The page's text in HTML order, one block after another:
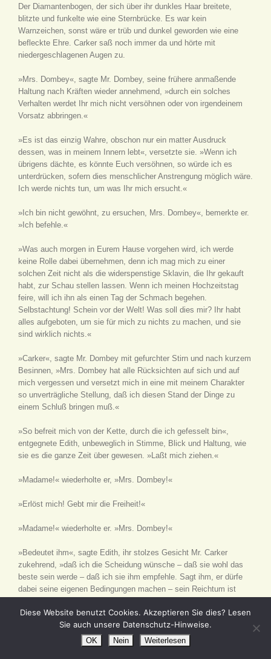
Der Diamantenbogen, der sich über ihr dunkles Haar breitete,
blitzte und funkelte wie eine Sternbrücke. Es war kein
Warnzeichen, sonst wäre er trüb und dunkel geworden wie eine
befleckte Ehre. Carker saß noch immer da und hörte mit
niedergeschlagenen Augen zu.
»Mrs. Dombey«, sagte Mr. Dombey, seine frühere anmaßende
Haltung nach Kräften wieder annehmend, »durch ein solches
Verhalten werdet Ihr mich nicht versöhnen oder von irgendeinem
Vorsatz abbringen.«
»Es ist das einzig Wahre, obschon nur ein matter Ausdruck
dessen, was in meinem Innern lebt«, versetzte sie. »Wenn ich
übrigens dächte, es könnte Euch versöhnen, so würde ich es
unterdrücken, sofern dies menschlicher Anstrengung möglich wäre.
Ich werde nichts tun, um was Ihr mich ersucht.«
»Ich bin nicht gewöhnt, zu ersuchen, Mrs. Dombey«, bemerkte er.
»Ich befehle.«
»Was auch morgen in Eurem Hause vorgehen wird, ich werde
keine Rolle dabei übernehmen, denn ich mag mich zu einer
solchen Zeit nicht als die widerspenstige Sklavin, die Ihr gekauft
habt, zur Schau stellen lassen. Wenn ich meinen Hochzeitstag
feire, will ich ihn als einen Tag der Schmach begehen.
Selbstachtung! Schein vor der Welt! Was soll dies mir? Ihr habt
alles aufgeboten, um sie für mich zu nichts zu machen, und sie
sind wirklich nichts.«
»Carker«, sagte Mr. Dombey mit gefurchter Stirn und nach kurzem
Besinnen, »Mrs. Dombey hat alle Rücksichten auf sich und auf
mich vergessen und versetzt mich in eine mit meinem Charakter
so unverträgliche Stellung, daß ich diesen Stand der Dinge zu
einem Schluß bringen muß.«
»So befreit mich von der Kette, durch die ich gefesselt bin«,
entgegnete Edith, unbeweglich in Stimme, Blick und Haltung, wie
sie es die ganze Zeit über gewesen. »Laßt mich ziehen.«
»Madame!« wiederholte er, »Mrs. Dombey!«
»Erlöst mich! Gebt mir die Freiheit!«
»Madame!« wiederholte er. »Mrs. Dombey!«
»Bedeutet ihm«, sagte Edith, ihr stolzes Gesicht Mr. Carker
zukehrend, »daß ich die Scheidung wünsche – daß sie wohl das
beste sein werde – daß ich sie ihm empfehle. Sagt ihm, er dürfe
dabei seine eigenen Bedingungen machen – sein Reichtum ist
»Gütiger Himmel, Mrs. Dombey«, sagte ihr Gatte mit größtem
Erstaunen, »haltet Ihr es für möglich, daß ich je einem solchen
Vorschlag Gehör schenken könnte? Wißt Ihr, wer ich bin,
Diese Website benutzt Cookies. Akzeptieren Sie dies? Lesen
Sie auch unsere Datenschutz-Hinweise.
OK Nein Weiterlesen